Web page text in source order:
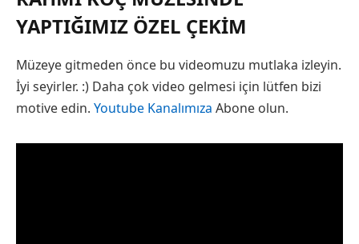
YAPTIĞIMIZ ÖZEL ÇEKIM
Müzeye gitmeden önce bu videomuzu mutlaka izleyin.
İyi seyirler. :) Daha çok video gelmesi için lütfen bizi
motive edin. Youtube Kanalımıza Abone olun.